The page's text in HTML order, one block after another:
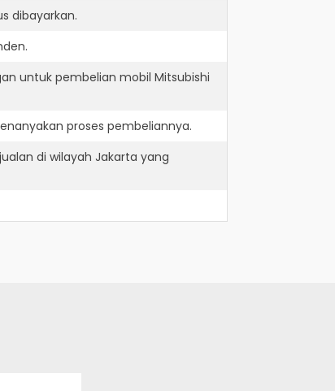
dibayarkan.
untuk pembelian mobil Mitsubishi
proses pembeliannya.
di wilayah Jakarta yang